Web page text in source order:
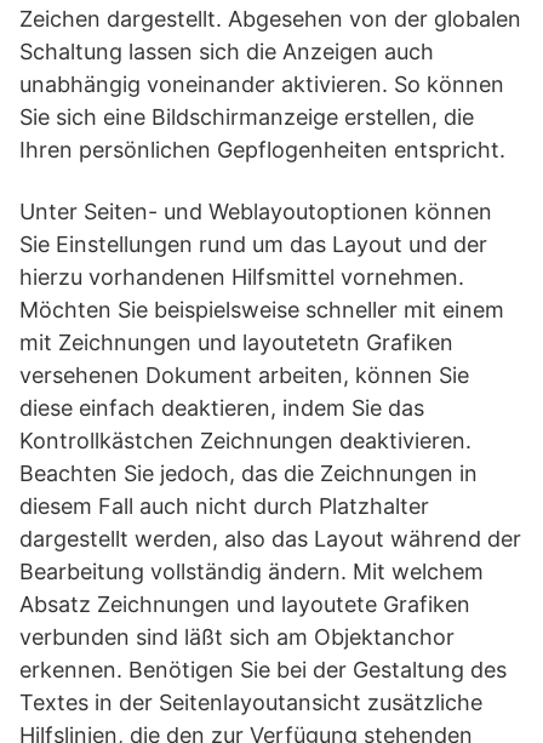
Zeichen dargestellt. Abgesehen von der globalen
Schaltung lassen sich die Anzeigen auch
unabhängig voneinander aktivieren. So können
Sie sich eine Bildschirmanzeige erstellen, die
Ihren persönlichen Gepflogenheiten entspricht.
Unter Seiten- und Weblayoutoptionen können
Sie Einstellungen rund um das Layout und der
hierzu vorhandenen Hilfsmittel vornehmen.
Möchten Sie beispielsweise schneller mit einem
mit Zeichnungen und layoutetetn Grafiken
versehenen Dokument arbeiten, können Sie
diese einfach deaktieren, indem Sie das
Kontrollkästchen Zeichnungen deaktivieren.
Beachten Sie jedoch, das die Zeichnungen in
diesem Fall auch nicht durch Platzhalter
dargestellt werden, also das Layout während der
Bearbeitung vollständig ändern. Mit welchem
Absatz Zeichnungen und layoutete Grafiken
verbunden sind läßt sich am Objektanchor
erkennen. Benötigen Sie bei der Gestaltung des
Textes in der Seitenlayoutansicht zusätzliche
Hilfslinien, die den zur Verfügung stehenden